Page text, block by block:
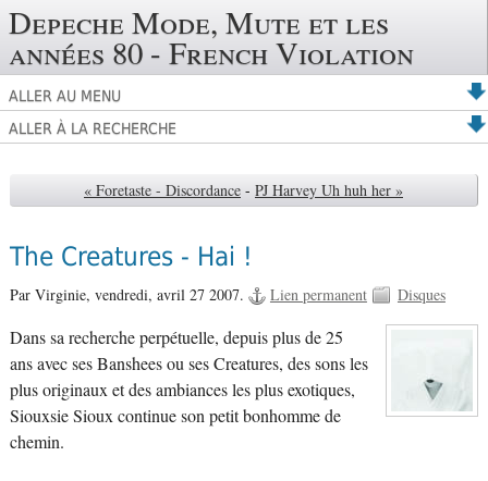
Depeche Mode, Mute et les
années 80 - French Violation
ALLER AU MENU
ALLER À LA RECHERCHE
« Foretaste - Discordance - PJ Harvey Uh huh her »
The Creatures - Hai !
Par Virginie, vendredi, avril 27 2007. Lien permanent Disques
Dans sa recherche perpétuelle, depuis plus de 25
ans avec ses Banshees ou ses Creatures, des sons les
plus originaux et des ambiances les plus exotiques,
Siouxsie Sioux continue son petit bonhomme de
chemin.